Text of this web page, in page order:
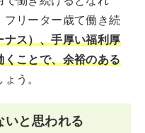
リーター歳て働き続
ナス）、手厚い福利厚
ことで、余裕のある
う。
いと思われる